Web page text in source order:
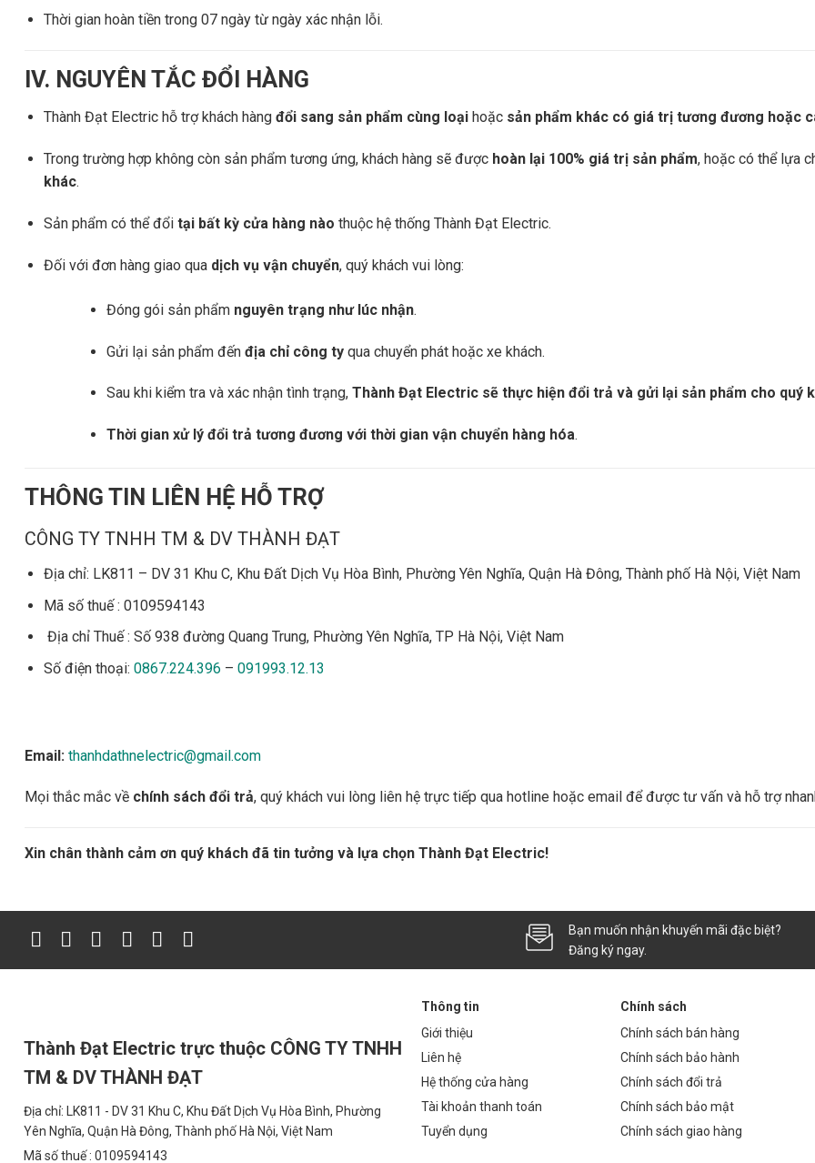
Thời gian hoàn tiền trong 07 ngày từ ngày xác nhận lỗi.
IV. NGUYÊN TẮC ĐỔI HÀNG
Thành Đạt Electric hỗ trợ khách hàng đổi sang sản phẩm cùng loạihoặc sản phẩm khác có giá trị tương đương hoặc
Trong trường hợp không còn sản phẩm tương ứng, khách hàng sẽ được hoàn lại 100% giá trị sản phẩm, hoặc có thể lựa
khác.
Sản phẩm có thể đổi tại bất kỳ cửa hàng nào thuộc hệ thống Thành Đạt Electric.
Đối với đơn hàng giao qua dịch vụ vận chuyển, quý khách vui lòng:
Đóng gói sản phẩm nguyên trạng như lúc nhận.
Gửi lại sản phẩm đến địa chỉ công tyqua chuyển phát hoặc xe khách.
Sau khi kiểm tra và xác nhận tình trạng, Thành Đạt Electric sẽ thực hiện đổi trả và gửi lại sản phẩm cho quý
Thời gian xử lý đổi trả tương đương với thời gian vận chuyển hàng hóa.
THÔNG TIN LIÊN HỆ HỖ TRỢ
CÔNG TY TNHH TM & DV THÀNH ĐẠT
Địa chỉ: LK811 – DV 31 Khu C, Khu Đất Dịch Vụ Hòa Bình, Phường Yên Nghĩa, Quận Hà Đông, Thành phố Hà Nội, Việt Nam
Mã số thuế : 0109594143
Địa chỉ Thuế : Số 938 đường Quang Trung, Phường Yên Nghĩa, TP Hà Nội, Việt Nam
Số điện thoại: 0867.224.396 – 091993.12.13
Email: thanhdathnelectric@gmail.com
Mọi thắc mắc về chính sách đổi trả, quý khách vui lòng liên hệ trực tiếp qua hotline hoặc email để được tư vấn và hỗ trợ
Xin chân thành cảm ơn quý khách đã tin tưởng và lựa chọn Thành Đạt Electric!
Bạn muốn nhận khuyến mãi đặc biệt?
Đăng ký ngay.
Thành Đạt Electric trực thuộc CÔNG TY TNHH
TM & DV THÀNH ĐẠT
Địa chỉ: LK811 - DV 31 Khu C, Khu Đất Dịch Vụ Hòa Bình, Phường
Yên Nghĩa, Quận Hà Đông, Thành phố Hà Nội, Việt Nam
Mã số thuế : 0109594143
Thông tin
Giới thiệu
Liên hệ
Hệ thống cửa hàng
Tài khoản thanh toán
Tuyển dụng
Chính sách
Chính sách bán hàng
Chính sách bảo hành
Chính sách đổi trả
Chính sách bảo mật
Chính sách giao hàng